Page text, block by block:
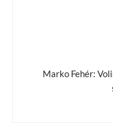
Marko Fehér: